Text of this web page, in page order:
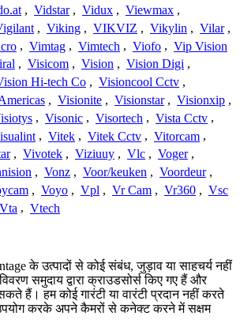
, Vidstar , Vidux , Viewmax ,
, Viking , VIKVIZ , Vikylin , Vilar ,
, Vimtag , Vimtech , Viofo , Vip Vision
, Visicom , Vision , Vision Digi ,
Hi-tech Co , Visioncool Cctv ,
, Visionite , Visionstar , Visionxip ,
, Visonic , Visortech , Vista Cctv ,
, Vitek , Vitek Cctv , Vitorcam ,
, Vivotek , Viziuuy , Vlc , Voger ,
, Vonz , Voor/keuken , Voordeur ,
, Voyo , Vpl , Vr Cam , Vr360 , Vsc
Vta , Vtech
के उत्पादों से कोई संबंध, जुड़ाव या साहचर्य नहीं
समुदाय द्वारा क्राउडसोर्स किए गए हैं और
हैं। हम कोई गारंटी या वारंटी प्रदान नहीं करते
करके अपने कैमरों से कनेक्ट करने में सक्षम